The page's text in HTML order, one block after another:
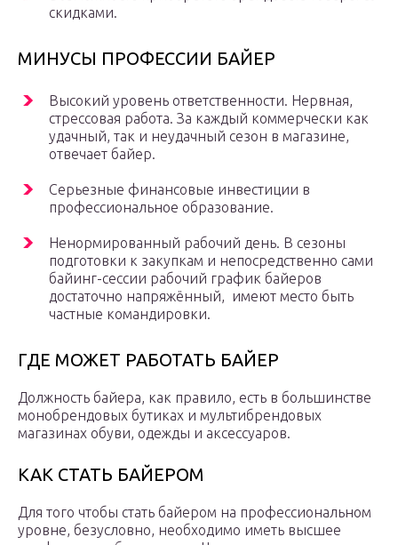
скидками.
МИНУСЫ ПРОФЕССИИ БАЙЕР
Высокий уровень ответственности. Нервная,
стрессовая работа. За каждый коммерчески как
удачный, так и неудачный сезон в магазине,
отвечает байер.
Серьезные финансовые инвестиции в
профессиональное образование.
Ненормированный рабочий день. В сезоны
подготовки к закупкам и непосредственно сами
байинг-сессии рабочий график байеров
достаточно напряжённый, имеют место быть
частные командировки.
ГДЕ МОЖЕТ РАБОТАТЬ БАЙЕР
Должность байера, как правило, есть в большинстве
монобрендовых бутиках и мультибрендовых
магазинах обуви, одежды и аксессуаров.
КАК СТАТЬ БАЙЕРОМ
Для того чтобы стать байером на профессиональном
уровне, безусловно, необходимо иметь высшее